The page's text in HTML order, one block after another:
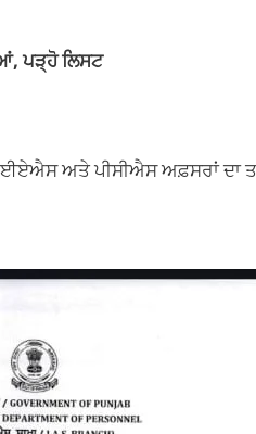
ਪੜ੍ਹੋ ਲਿਸਟ
ਅਤੇ ਪੀਸੀਐਸ ਅਫ਼ਸਰਾਂ ਦਾ